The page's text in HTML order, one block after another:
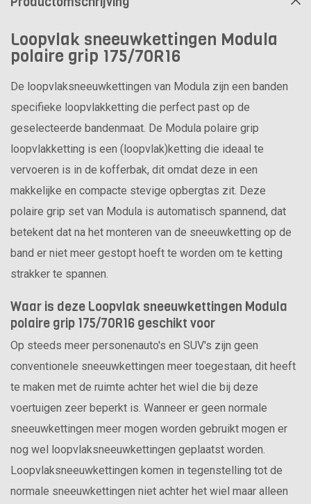
Loopvlak sneeuwkettingen Modula
polaire grip 175/70R16
De loopvlaksneeuwkettingen van Modula zijn een banden
specifieke loopvlakketting die perfect past op de
geselecteerde bandenmaat. De Modula polaire grip
loopvlakketting is een (loopvlak)ketting die ideaal te
vervoeren is in de kofferbak, dit omdat deze in een
makkelijke en compacte stevige opbergtas zit. Deze
polaire grip set van Modula is automatisch spannend, dat
betekent dat na het monteren van de sneeuwketting op de
band er niet meer gestopt hoeft te worden om te ketting
strakker te spannen.
Waar is deze Loopvlak sneeuwkettingen Modula
polaire grip 175/70R16 geschikt voor
Op steeds meer personenauto's en SUV's zijn geen
conventionele sneeuwkettingen meer toegestaan, dit heeft
te maken met de ruimte achter het wiel die bij deze
voertuigen zeer beperkt is. Wanneer er geen normale
sneeuwkettingen meer mogen worden gebruikt mogen er
nog wel loopvlaksneeuwkettingen geplaatst worden.
Loopvlaksneeuwkettingen komen in tegenstelling tot de
normale sneeuwkettingen niet achter het wiel maar alleen